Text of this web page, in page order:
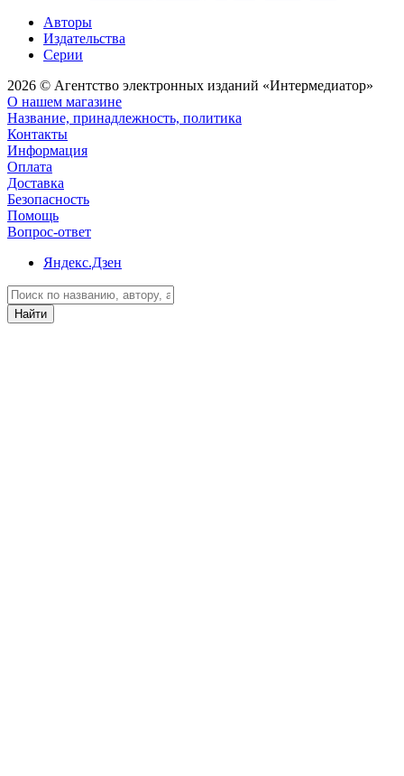
Авторы
Издательства
Серии
2026 © Агентство электронных изданий «Интермедиатор»
О нашем магазине
Название, принадлежность, политика
Контакты
Информация
Оплата
Доставка
Безопасность
Помощь
Вопрос-ответ
Яндекс.Дзен
Найти